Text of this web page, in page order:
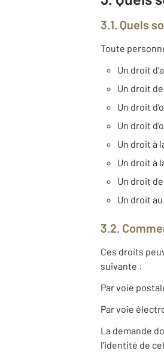
3.1. Quels
Toute
Un droit
Un droit
Un droit
Un droit
Un droit à
Un droit à
Un droit
Un droit
3.2.
Ces droits
suivante :
Par voie
Par voie
La demande
l’identité de